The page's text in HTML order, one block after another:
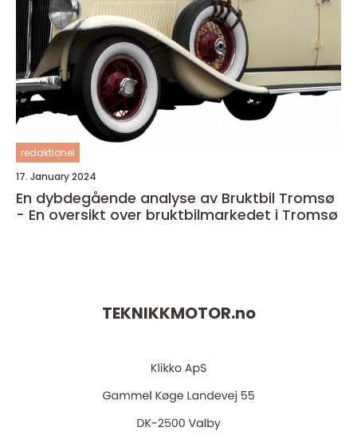
redaktionel
17. January 2024
En dybdegående analyse av Bruktbil Tromsø
- En oversikt over bruktbilmarkedet i Tromsø
TEKNIKKMOTOR.no